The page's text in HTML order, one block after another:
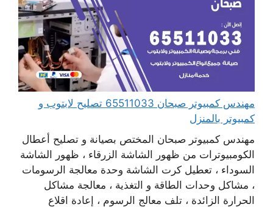
مهندس كمبيوتر صبحان 65511033 تصليح لابتوب و
كمبيوتر بالمنزل
مهندس كمبيوتر صبحان المختص بصيانة و تصليح أعطال
الكومبيوترات من ظهور الشاشة الزرقاء ، ظهور الشاشة
السوداء ، تعطيل كرت الشاشة وحدة معالجة الرسومات
، مشاكل وحدات الطاقة و التغذية ، معالجة مشاكل
الحرارة الزائدة ، تلف معالج الرسوم ، إعادة اقلاع